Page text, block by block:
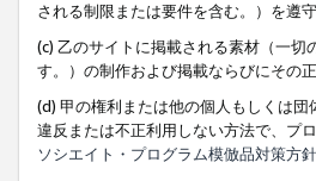
される制限または要件を含む。）を遵
(c) 乙のサイトに掲載される素材（一
す。）の制作および掲載ならびにその
(d) 甲の権利または他の個人もしくは
違反または不正利用しない方法で、プ
ソシエイト・プログラム模倣品対策方針